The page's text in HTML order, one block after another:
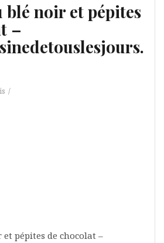
blé noir et pépites
–
pépites de chocolat –